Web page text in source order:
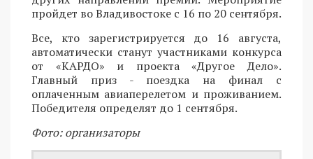
пройдет во Владивостоке с 16 по 20 сентября.
Все, кто зарегистрируется до 16 августа,
автоматически станут участниками конкурса
от «КАРДО» и проекта «Другое Дело».
Главный приз - поездка на финал с
оплаченным авиаперелетом и проживанием.
Победителя определят до 1 сентября.
Фото: организаторы